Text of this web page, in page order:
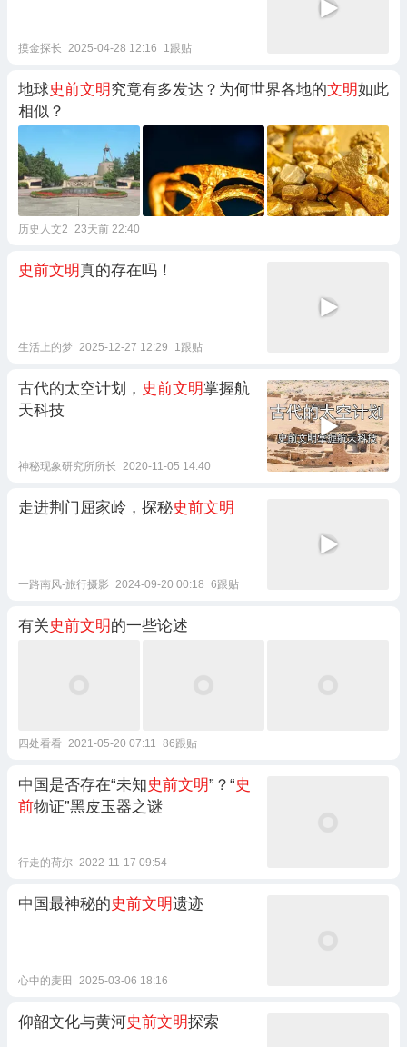
摸金探长 2025-04-28 12:16 1跟贴
地球史前文明究竟有多发达？为何世界各地的文明如此
相似？
历史人文2 23天前 22:40
史前文明真的存在吗！
生活上的梦 2025-12-27 12:29 1跟贴
古代的太空计划， 史前文明掌握航
天科技
神秘现象研究所所长 2020-11-05 14:40
走进荆门屈家岭，探秘史前文明
一路南风-旅行摄影 2024-09-20 00:18 6跟贴
有关史前文明的一些论述
四处看看 2021-05-20 07:11 86跟贴
中国是否存在“未知史前文明”？“史
前物证”黑皮玉器之谜
行走的荷尔 2022-11-17 09:54
中国最神秘的史前文明遗迹
心中的麦田 2025-03-06 18:16
仰韶文化与黄河史前文明探索